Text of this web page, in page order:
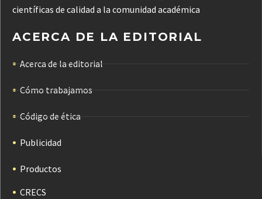
científicas de calidad a la comunidad académica
ACERCA DE LA EDITORIAL
Acerca de la editorial
Cómo trabajamos
Código de ética
Publicidad
Productos
CRECS